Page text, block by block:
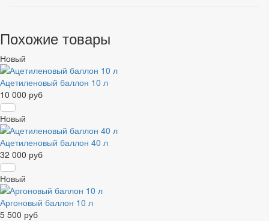
Похожие товары
Новый
Ацетиленовый баллон 10 л
10 000 руб
Новый
Ацетиленовый баллон 40 л
32 000 руб
Новый
Аргоновый баллон 10 л
5 500 руб